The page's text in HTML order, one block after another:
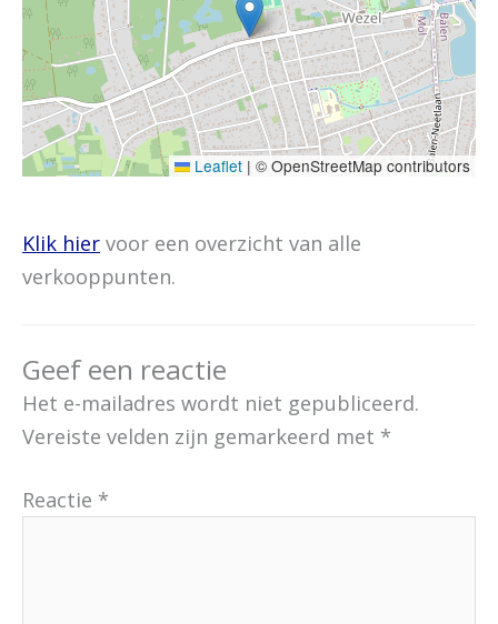
Leaflet | © OpenStreetMap contributors
Klik hier voor een overzicht van alle
verkooppunten.
Geef een reactie
Het e-mailadres wordt niet gepubliceerd.
Vereiste velden zijn gemarkeerd met *
Reactie *